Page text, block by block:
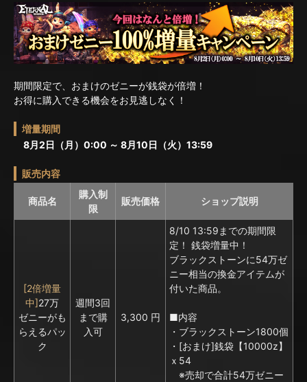
期間限定で、おまけのゼニーが銭袋が倍増！
お得に購入できる機会をお見逃しなく！
増量期間
8月2日（月）0:00 ～ 8月10日（火）13:59
販売内容
商品名
購入制
限
販売価格 ショップ説明
[2倍増量
中]27万
ゼニーがも
らえるパッ
ク
週間3回
まで購
入可
3,300 円
8/10 13:59までの期間限
定！ 銭袋増量中！
ブラックストーンに54万ゼ
ニー相当の換金アイテムが
付いた商品。
■内容
・ブラックストーン1800個
・[おまけ]銭袋【10000z】
ｘ54
※売却で合計54万ゼニー